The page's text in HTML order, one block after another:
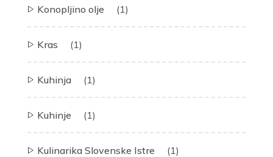
Konopljino olje (1)
Kras (1)
Kuhinja (1)
Kuhinje (1)
Kulinarika Slovenske Istre (1)